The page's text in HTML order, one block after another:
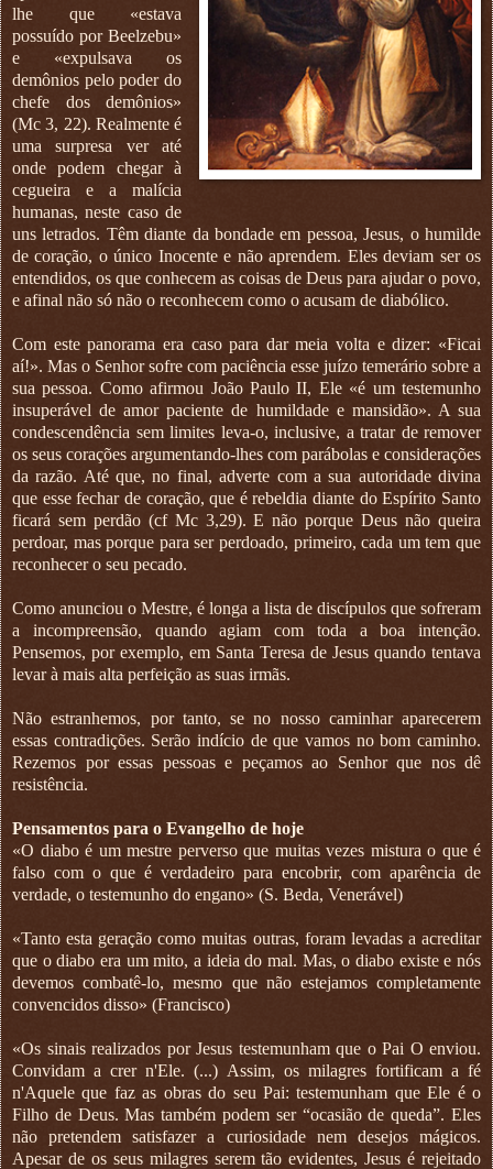
lhe que «estava
possuído por Beelzebu»
e «expulsava os
demônios pelo poder do
chefe dos demônios»
(Mc 3, 22). Realmente é
uma surpresa ver até
onde podem chegar à
cegueira e a malícia
humanas, neste caso de
uns letrados. Têm diante da bondade em pessoa, Jesus, o humilde
de coração, o único Inocente e não aprendem. Eles deviam ser os
entendidos, os que conhecem as coisas de Deus para ajudar o povo,
e afinal não só não o reconhecem como o acusam de diabólico.
Com este panorama era caso para dar meia volta e dizer: «Ficai
aí!». Mas o Senhor sofre com paciência esse juízo temerário sobre a
sua pessoa. Como afirmou João Paulo II, Ele «é um testemunho
insuperável de amor paciente de humildade e mansidão». A sua
condescendência sem limites leva-o, inclusive, a tratar de remover
os seus corações argumentando-lhes com parábolas e considerações
da razão. Até que, no final, adverte com a sua autoridade divina
que esse fechar de coração, que é rebeldia diante do Espírito Santo
ficará sem perdão (cf Mc 3,29). E não porque Deus não queira
perdoar, mas porque para ser perdoado, primeiro, cada um tem que
reconhecer o seu pecado.
Como anunciou o Mestre, é longa a lista de discípulos que sofreram
a incompreensão, quando agiam com toda a boa intenção.
Pensemos, por exemplo, em Santa Teresa de Jesus quando tentava
levar à mais alta perfeição as suas irmãs.
Não estranhemos, por tanto, se no nosso caminhar aparecerem
essas contradições. Serão indício de que vamos no bom caminho.
Rezemos por essas pessoas e peçamos ao Senhor que nos dê
resistência.
Pensamentos para o Evangelho de hoje
«O diabo é um mestre perverso que muitas vezes mistura o que é
falso com o que é verdadeiro para encobrir, com aparência de
verdade, o testemunho do engano» (S. Beda, Venerável)
«Tanto esta geração como muitas outras, foram levadas a acreditar
que o diabo era um mito, a ideia do mal. Mas, o diabo existe e nós
devemos combatê-lo, mesmo que não estejamos completamente
convencidos disso» (Francisco)
«Os sinais realizados por Jesus testemunham que o Pai O enviou.
Convidam a crer n'Ele. (...) Assim, os milagres fortificam a fé
n'Aquele que faz as obras do seu Pai: testemunham que Ele é o
Filho de Deus. Mas também podem ser “ocasião de queda”. Eles
não pretendem satisfazer a curiosidade nem desejos mágicos.
Apesar de os seus milagres serem tão evidentes, Jesus é rejeitado